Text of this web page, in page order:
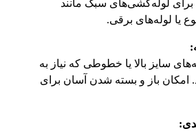
لوله‌کشی‌های سبک مانند
یا لوله‌های برقی.
سایز بالا یا خطوطی که نیاز به
امکان باز و بسته شدن آسان برای